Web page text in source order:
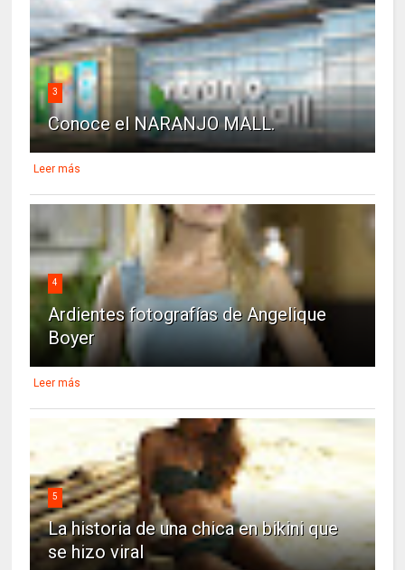
3
Conoce el NARANJO MALL.
Leer más
4
Ardientes fotografías de Angelique
Boyer
Leer más
5
La historia de una chica en bikini que
se hizo viral